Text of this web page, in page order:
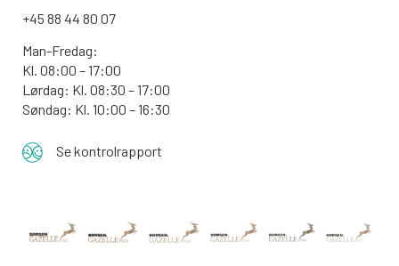
+45 88 44 80 07
Man-Fredag:
Kl. 08:00 – 17:00
Lørdag: Kl. 08:30 – 17:00
Søndag: Kl. 10:00 – 16:30
Se kontrolrapport